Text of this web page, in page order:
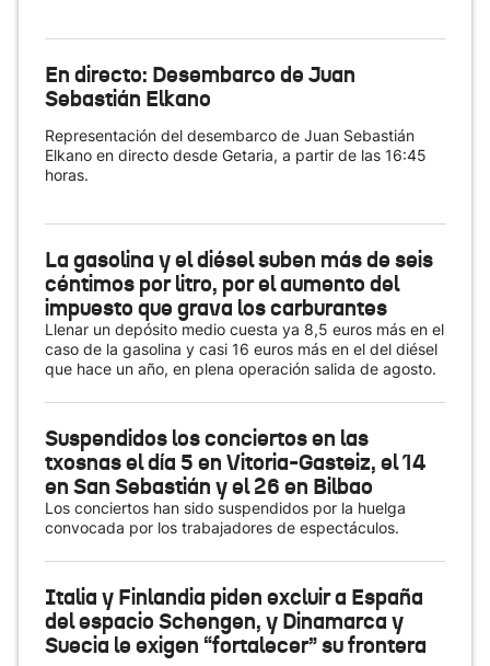
En directo: Desembarco de Juan
Sebastián Elkano
Representación del desembarco de Juan Sebastián
Elkano en directo desde Getaria, a partir de las 16:45
horas.
La gasolina y el diésel suben más de seis
céntimos por litro, por el aumento del
impuesto que grava los carburantes
Llenar un depósito medio cuesta ya 8,5 euros más en el
caso de la gasolina y casi 16 euros más en el del diésel
que hace un año, en plena operación salida de agosto.
Suspendidos los conciertos en las
txosnas el día 5 en Vitoria-Gasteiz, el 14
en San Sebastián y el 26 en Bilbao
Los conciertos han sido suspendidos por la huelga
convocada por los trabajadores de espectáculos.
Italia y Finlandia piden excluir a España
del espacio Schengen, y Dinamarca y
Suecia le exigen “fortalecer” su frontera